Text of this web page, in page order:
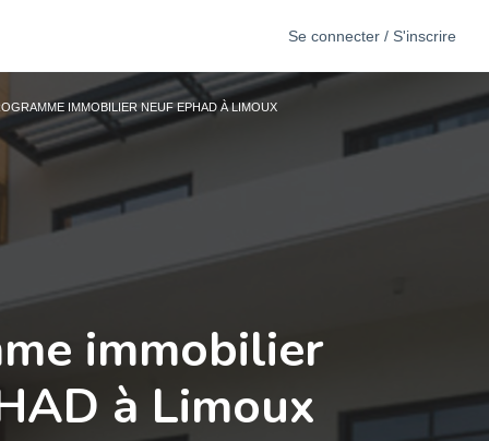
Se connecter / S'inscrire
IMMOBILIER NEUF EPHAD À LIMOUX
immobilier
à Limoux